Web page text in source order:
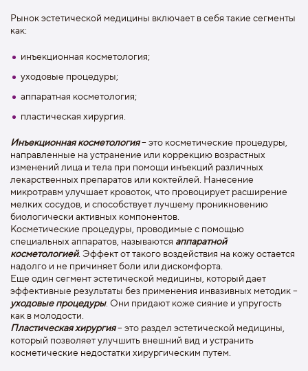
Рынок эстетической медицины включает в себя такие сегменты
как:
инъекционная косметология;
уходовые процедуры;
аппаратная косметология;
пластическая хирургия.
Инъекционная косметология– это косметические процедуры,
направленные на устранение или коррекцию возрастных
изменений лица и тела при помощи инъекций различных
лекарственных препаратов или коктейлей. Нанесение
микротравм улучшает кровоток, что провоцирует расширение
мелких сосудов, и способствует лучшему проникновению
биологически активных компонентов.
Косметические процедуры, проводимые с помощью
специальных аппаратов, называются аппаратной
косметологией. Эффект от такого воздействия на кожу остается
надолго и не причиняет боли или дискомфорта.
Еще один сегмент эстетической медицины, который дает
эффективные результаты без применения инвазивных методик –
уходовые процедуры. Они придают коже сияние и упругость
как в молодости.
Пластическая хирургия– это раздел эстетической медицины,
который позволяет улучшить внешний вид и устранить
косметические недостатки хирургическим путем.